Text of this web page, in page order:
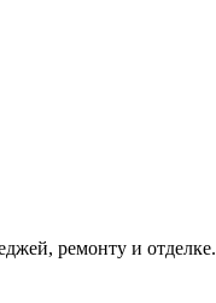
ремонту и отделке.